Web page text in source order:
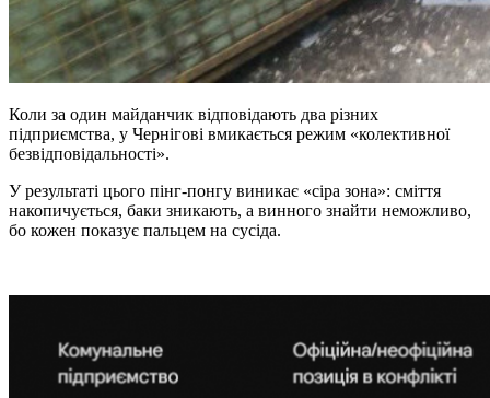
Коли за один майданчик відповідають два різних
підприємства, у Чернігові вмикається режим «колективної
безвідповідальності».
У результаті цього пінг-понгу виникає «сіра зона»: сміття
накопичується, баки зникають, а винного знайти неможливо,
бо кожен показує пальцем на сусіда.